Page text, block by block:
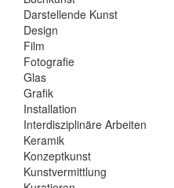
Darstellende Kunst
Design
Film
Fotografie
Glas
Grafik
Installation
Interdisziplinäre Arbeiten
Keramik
Konzeptkunst
Kunstvermittlung